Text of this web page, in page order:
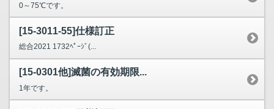
0～75℃です。
[15-3011-55]仕様訂正
総合2021 1732ﾍﾟｰｼﾞ(...
[15-0301他]滅菌の有効期限...
1年です。